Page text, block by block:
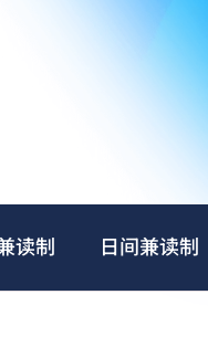
读制 日间兼读制